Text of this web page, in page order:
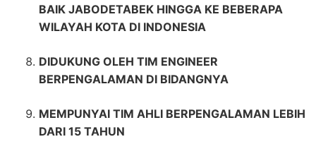
BAIK JABODETABEK HINGGA KE BEBERAPA
WILAYAH KOTA DI INDONESIA
DIDUKUNG OLEH TIM ENGINEER
BERPENGALAMAN DI BIDANGNYA
MEMPUNYAI TIM AHLI BERPENGALAMAN LEBIH
DARI 15 TAHUN